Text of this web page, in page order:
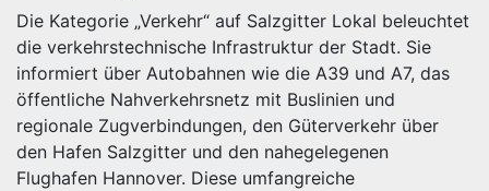
Die Kategorie „Verkehr“ auf Salzgitter Lokal beleuchtet
die verkehrstechnische Infrastruktur der Stadt. Sie
informiert über Autobahnen wie die A39 und A7, das
öffentliche Nahverkehrsnetz mit Buslinien und
regionale Zugverbindungen, den Güterverkehr über
den Hafen Salzgitter und den nahegelegenen
Flughafen Hannover. Diese umfangreiche